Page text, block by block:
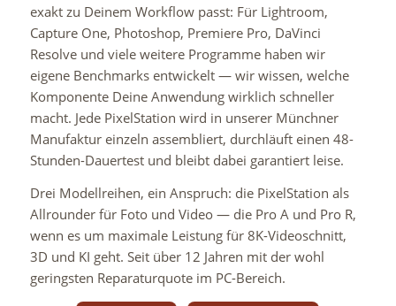
exakt zu Deinem Workflow passt: Für Lightroom,
Capture One, Photoshop, Premiere Pro, DaVinci
Resolve und viele weitere Programme haben wir
eigene Benchmarks entwickelt — wir wissen, welche
Komponente Deine Anwendung wirklich schneller
macht. Jede PixelStation wird in unserer Münchner
Manufaktur einzeln assembliert, durchläuft einen 48-
Stunden-Dauertest und bleibt dabei garantiert leise.
Drei Modellreihen, ein Anspruch: die PixelStation als
Allrounder für Foto und Video — die Pro A und Pro R,
wenn es um maximale Leistung für 8K-Videoschnitt,
3D und KI geht. Seit über 12 Jahren mit der wohl
geringsten Reparaturquote im PC-Bereich.